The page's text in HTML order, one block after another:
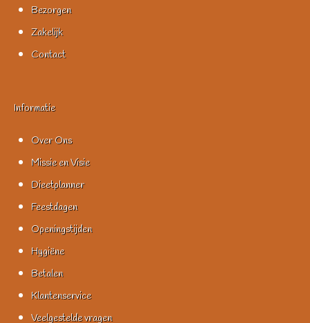
Bezorgen
Zakelijk
Contact
Informatie
Over Ons
Missie en Visie
Dieetplanner
Feestdagen
Openingstijden
Hygiëne
Betalen
Klantenservice
Veelgestelde vragen